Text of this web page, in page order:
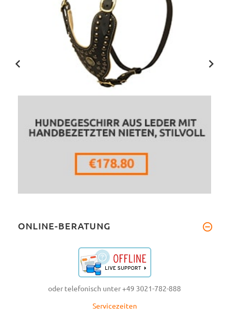
ONLINE-BERATUNG
oder telefonisch unter +49 3021-782-888
Servicezeiten